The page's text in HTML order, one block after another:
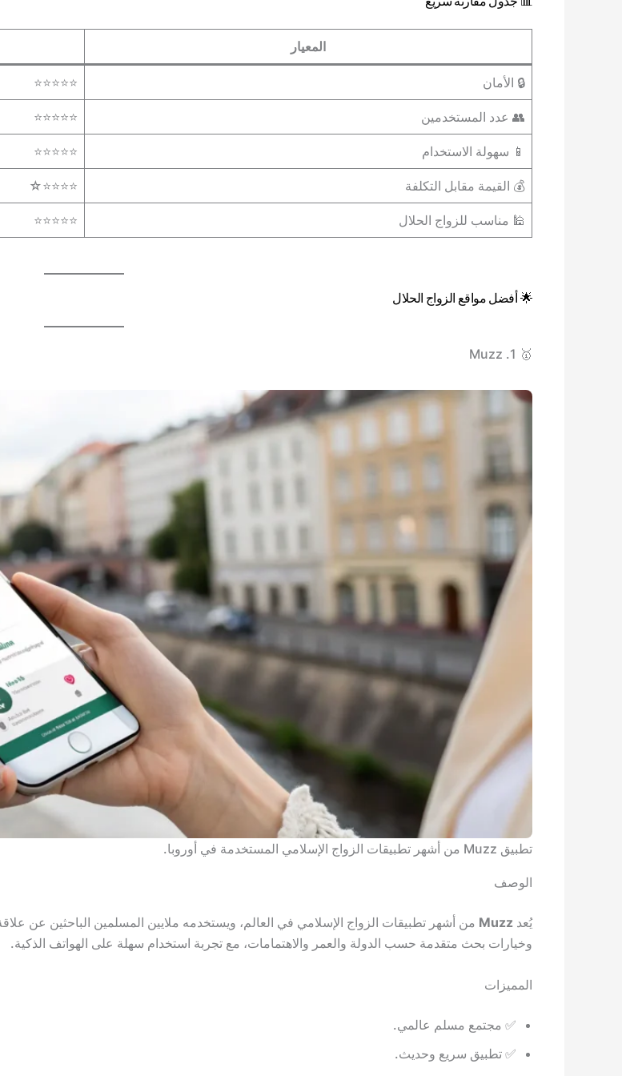
المعيار
🔒 الأمان ⭐⭐⭐⭐⭐
👥 عدد المستخدمين ⭐⭐⭐⭐⭐
📱 سهولة الاستخدام ⭐⭐⭐⭐⭐
💰 القيمة مقابل التكلفة ⭐⭐⭐⭐☆
🕌 مناسب للزواج الحلال ⭐⭐⭐⭐⭐
🌟 أفضل مواقع الزواج الحلال
🥇 1. Muzz
تطبيق Muzz من أشهر تطبيقات الزواج الإسلامي المستخدمة في أوروبا.
الوصف
يُعد Muzz من أشهر تطبيقات الزواج الإسلامي في العالم، ويستخدمه ملايين المسلمين الباحثين عن
وخيارات بحث متقدمة حسب الدولة والعمر والاهتمامات، مع تجربة استخدام سهلة على الهواتف الذكية.
المميزات
✅ مجتمع مسلم عالمي.
✅ تطبيق سريع وحديث.